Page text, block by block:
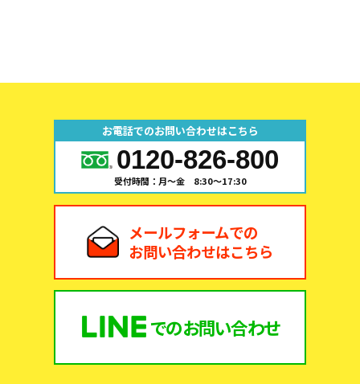
お電話でのお問い合わせはこちら
0120-826-800
受付時間：月～金 8:30～17:30
メールフォームでの
お問い合わせはこちら
でのお問い合わせ